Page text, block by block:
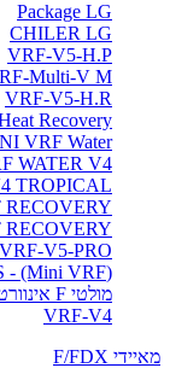
Package LG
CHILER LG
VRF-V5-H.P
Multi-V M
VRF-V5-H.R
Recovery
VRF Water
WATER V4
TROPICAL
VRF-V5-PRO
(Multi V S - (Mini VRF
מולטי F אינוורטר
VRF-V4
מאיידי F/FDX